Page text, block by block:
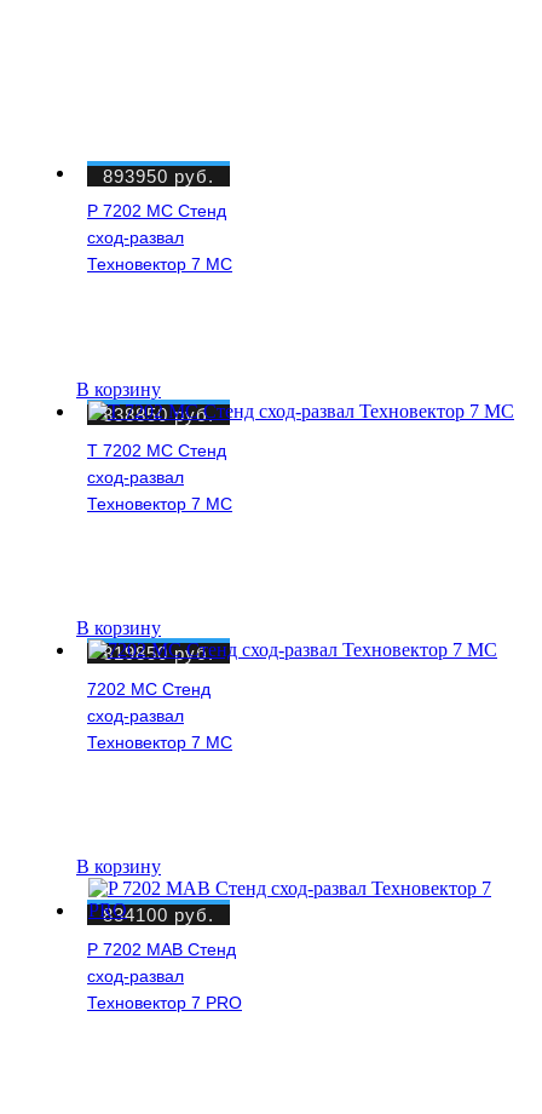
P 7202 MC Стенд
сход-развал
Техновектор 7 МС
893950 руб.
В корзину
T 7202 MC Стенд
сход-развал
Техновектор 7 МС
838850руб.
В корзину
7202 МС Стенд
сход-развал
Техновектор 7 МС
819850руб.
В корзину
P 7202 MAB Стенд
сход-развал
Техновектор 7 PRO
834100 руб.